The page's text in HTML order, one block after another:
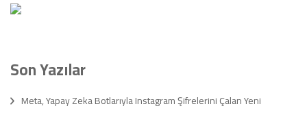
Son Yazılar
Meta, Yapay Zeka Botlarıyla Instagram Şifrelerini Çalan Yeni